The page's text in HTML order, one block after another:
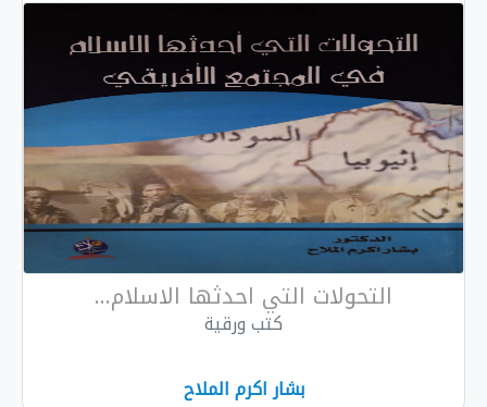
التحولات التي احدثها الاسلام...
كتب ورقية
بشار اكرم الملاح